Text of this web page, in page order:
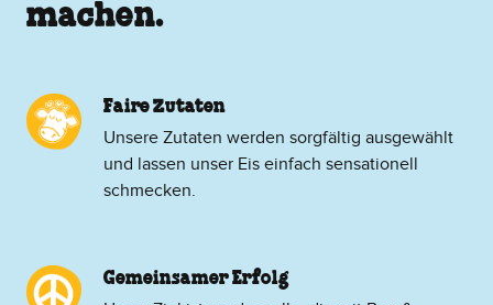
machen.
Faire Zutaten
Unsere Zutaten werden sorgfältig ausgewählt
und lassen unser Eis einfach sensationell
schmecken.
Gemeinsamer Erfolg